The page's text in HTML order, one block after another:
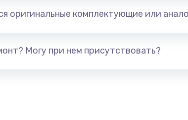
оригинальные комплектующие или
Могу при нем присутствовать?